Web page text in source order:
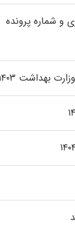
و شماره پرونده
بهداشت ۱۴۰۳